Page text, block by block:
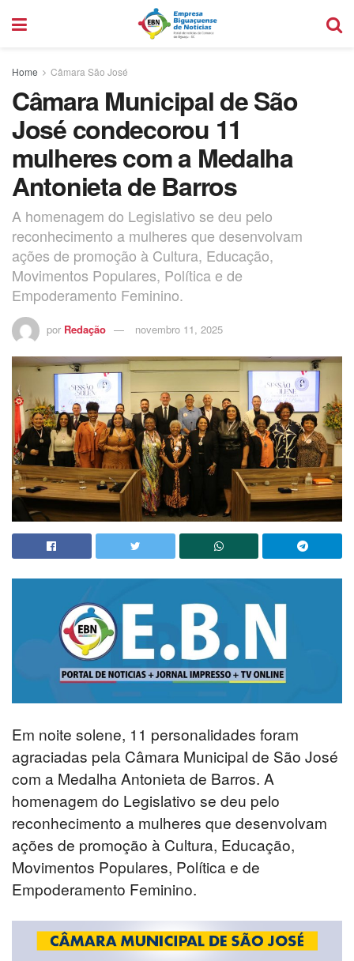
Home Câmara São José
Câmara Municipal de São
José condecorou 11
mulheres com a Medalha
Antonieta de Barros
A homenagem do Legislativo se deu pelo
reconhecimento a mulheres que desenvolvam
ações de promoção à Cultura, Educação,
Movimentos Populares, Política e de
Empoderamento Feminino.
por Redação novembro 11, 2025
Em noite solene, 11 personalidades foram
agraciadas pela Câmara Municipal de São José
com a Medalha Antonieta de Barros. A
homenagem do Legislativo se deu pelo
reconhecimento a mulheres que desenvolvam
ações de promoção à Cultura, Educação,
Movimentos Populares, Política e de
Empoderamento Feminino.